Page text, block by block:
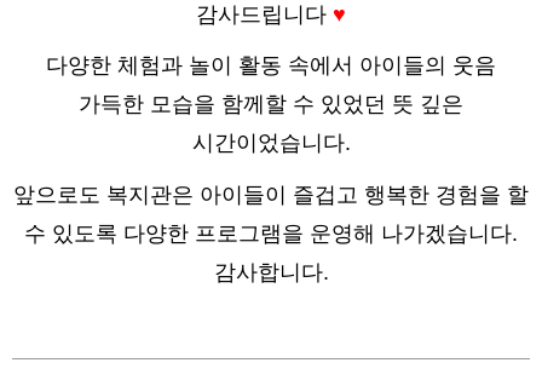
감사드립니다 ♥
다양한 체험과 놀이 활동 속에서 아이들의 웃음
가득한 모습을 함께할 수 있었던 뜻 깊은
시간이었습니다.
앞으로도 복지관은 아이들이 즐겁고 행복한 경험을 할
수 있도록 다양한 프로그램을 운영해 나가겠습니다.
감사합니다.